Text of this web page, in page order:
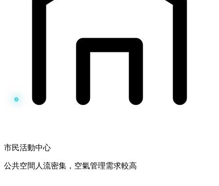
市民活動中心
公共空間人流密集，空氣管理需求較高